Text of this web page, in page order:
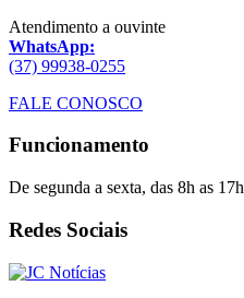
Atendimento a ouvinte
WhatsApp:
(37) 99938-0255
FALE CONOSCO
Funcionamento
De segunda a sexta, das 8h as 17h
Redes Sociais